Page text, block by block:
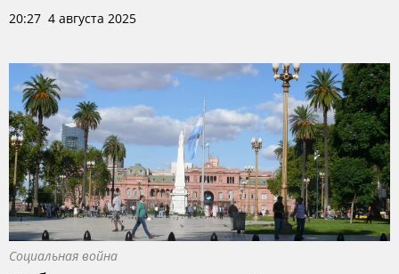
20:27 4 августа 2025
Социальная война